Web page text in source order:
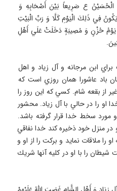
الْحُسَيْنُ ع صَرِيعاً بَيْنَ أَصْحَابِهِ وَ
فِي ذَلِكَ الْيَوْمِ كَلَّا وَ رَبِّ الْبَيْتِ
يَوْمُ حُزْنٍ وَ مُصِيبَةٍ دَخَلَتْ عَلَي أَهْلِ
ابن مرجانه و آل زياد و اهل
باد عاشورا همان روزي است كه
از بقعه شام. كسي كه اين روز را
او را در حالي با آل زياد. محشور
سخط خدا قرار گرفته باشد.
منزل خود ذخيره كند خدا نفاقي
را ملاقات نمايد و بركت را از او و
را با او در كليه آنها شريك